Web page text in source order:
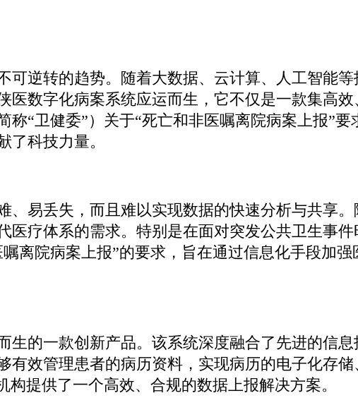
可逆转的趋势。随着大数据、云计算、人工智能
数字化病案系统应运而生，它不仅是一款集高
“卫健委”）关于“死亡和非医嘱离院病案上报”
科技力量。
易丢失，而且难以实现数据的快速分析与共享
疗体系的需求。特别是在面对突发公共卫生事
离院病案上报”的要求，旨在通过信息化手段加
的一款创新产品。该系统深度融合了先进的信
有效管理患者的病历资料，实现病历的电子化存
提供了一个高效、合规的数据上报解决方案。